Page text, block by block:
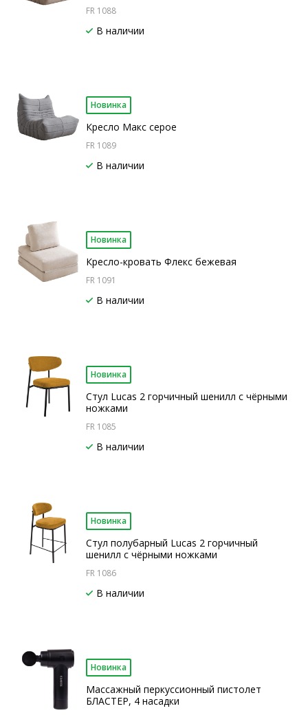
FR 1088
В наличии
Новинка
Кресло Макс серое
FR 1089
В наличии
Новинка
Кресло-кровать Флекс бежевая
FR 1091
В наличии
Новинка
Стул Lucas 2 горчичный шенилл с чёрными
ножками
FR 1085
В наличии
Новинка
Стул полубарный Lucas 2 горчичный
шенилл с чёрными ножками
FR 1086
В наличии
Новинка
Массажный перкуссионный пистолет
БЛАСТЕР, 4 насадки